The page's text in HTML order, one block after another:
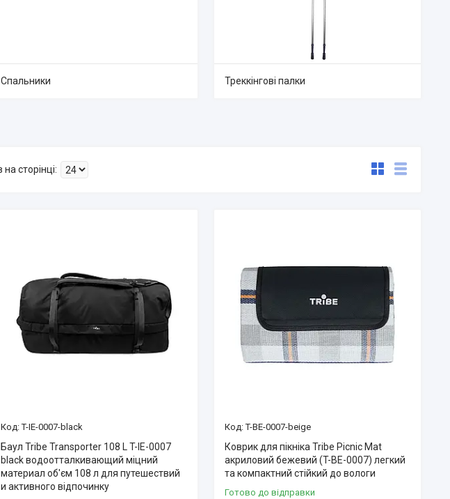
Спальники Треккінгові палки
T-IE-0007-black
Баул Tribe Transporter 108 L T-IE-0007
black водоотталкивающий міцний
материал об'єм 108 л для путешествий
и активного відпочинку
T-BE-0007-beige
Коврик для пікніка Tribe Picnic Mat
акриловий бежевий (T-BE-0007) легкий
та компактний стійкий до вологи
Готово до відправки